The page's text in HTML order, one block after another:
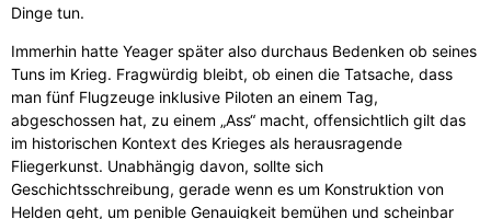
Dinge tun.
Immerhin hatte Yeager später also durchaus Bedenken ob seines
Tuns im Krieg. Fragwürdig bleibt, ob einen die Tatsache, dass
man fünf Flugzeuge inklusive Piloten an einem Tag,
abgeschossen hat, zu einem „Ass“ macht, offensichtlich gilt das
im historischen Kontext des Krieges als herausragende
Fliegerkunst. Unabhängig davon, sollte sich
Geschichtsschreibung, gerade wenn es um Konstruktion von
Helden geht, um penible Genauigkeit bemühen und scheinbar